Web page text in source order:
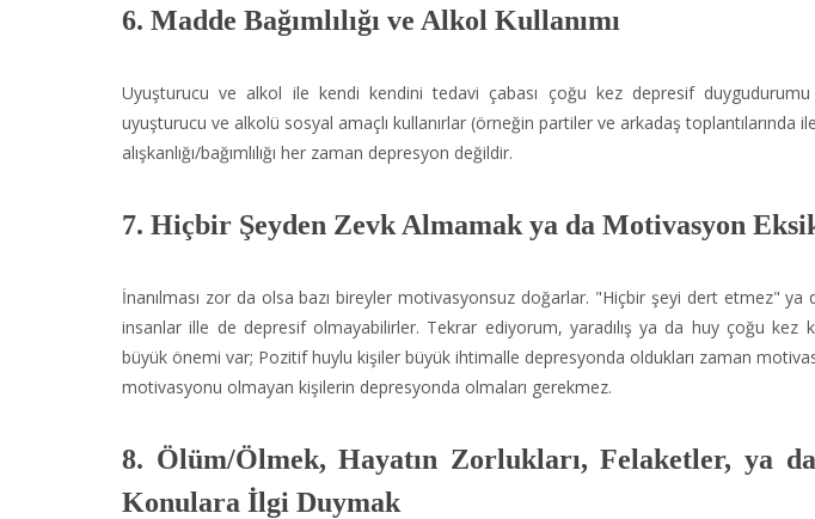
6. Madde Bağımlılığı ve Alkol Kullanımı
Uyuşturucu ve alkol ile kendi kendini tedavi çabası çoğu kez depresif
uyuşturucu ve alkolü sosyal amaçlı kullanırlar (örneğin partiler ve arkadaş toplantılarında
alışkanlığı/bağımlılığı her zaman depresyon değildir.
7. Hiçbir Şeyden Zevk Almamak ya da Motivasyon
İnanılması zor da olsa bazı bireyler motivasyonsuz doğarlar. "Hiçbir şeyi dert etmez"
insanlar ille de depresif olmayabilirler. Tekrar ediyorum, yaradılış ya da huy çoğu kez
büyük önemi var; Pozitif huylu kişiler büyük ihtimalle depresyonda oldukları zaman
motivasyonu olmayan kişilerin depresyonda olmaları gerekmez.
8. Ölüm/Ölmek, Hayatın Zorlukları, Felaketler, ya
Konulara İlgi Duymak